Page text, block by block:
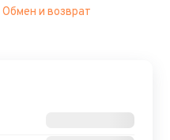
Обмен и возврат